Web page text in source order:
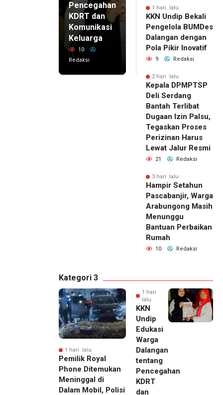
Pencegahan
KDRT dan
Komunikasi
Keluarga
10
Redaksi
1 hari lalu
KKN Undip Bekali
Pengelola BUMDes
Dalangan dengan
Pola Pikir Inovatif
9 Redaksi
2 hari lalu
Kepala DPMPTSP
Deli Serdang
Bantah Terlibat
Dugaan Izin Palsu,
Tegaskan Proses
Perizinan Harus
Lewat Jalur Resmi
21 Redaksi
3 hari lalu
Hampir Setahun
Pascabanjir, Warga
Arabungong Masih
Menunggu
Bantuan Perbaikan
Rumah
10 Redaksi
Kategori 3
1 hari lalu
Pemilik Royal
Phone Ditemukan
Meninggal di
Dalam Mobil, Polisi
1 hari
lalu
KKN
Undip
Edukasi
Warga
Dalangan
tentang
Pencegahan
KDRT
dan